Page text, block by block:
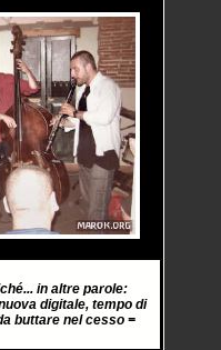
in altre parole:
digitale, tempo di
buttare nel cesso =